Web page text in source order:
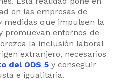
en las empresas de
medidas que impulsen la
promuevan entornos de
la inclusión laboral
extranjero, necesarios
del ODS 5y conseguir
e igualitaria.